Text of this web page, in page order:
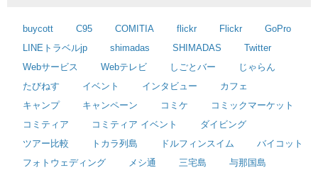
buycott C95 COMITIA flickr Flickr
GoPro
LINEトラベルjp
shimadas SHIMADAS
Twitter
Webサービス
Webテレビ しごとバー
じゃらん
たびねす
イベント インタビュー
カフェ
キャンプ
キャンペーン コミケ
コミックマーケット
コミティア
コミティア イベント
ダイビング
ツアー比較
トカラ列島 ドルフィンスイム
バイコット
フォトウェディング
メシ通 三宅島
与那国島